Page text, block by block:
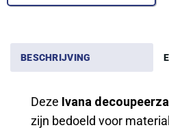
BESCHRIJVING
Deze Ivana
zijn bedoeld voor